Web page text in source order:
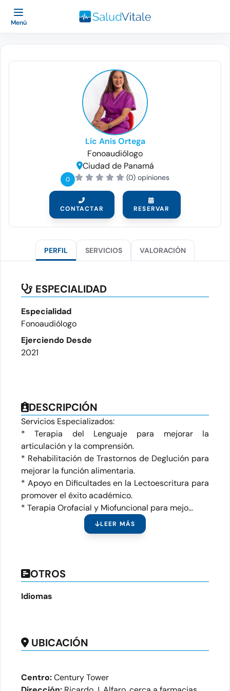
Menú
Lic Anis Ortega
Fonoaudiólogo
Ciudad de Panamá
0 (0) opiniones
CONTACTAR RESERVAR
PERFIL SERVICIOS VALORACIÓN
ESPECIALIDAD
Especialidad
Fonoaudiólogo
Ejerciendo Desde
2021
DESCRIPCIÓN
Servicios Especializados:
* Terapia del Lenguaje para mejorar la
articulación y la comprensión.
* Rehabilitación de Trastornos de Deglución para
mejorar la función alimentaria.
* Apoyo en Dificultades en la Lectoescritura para
promover el éxito académico.
* Terapia Orofacial y Miofuncional para mejo...
LEER MÁS
OTROS
Idiomas
UBICACIÓN
Centro:Century Tower